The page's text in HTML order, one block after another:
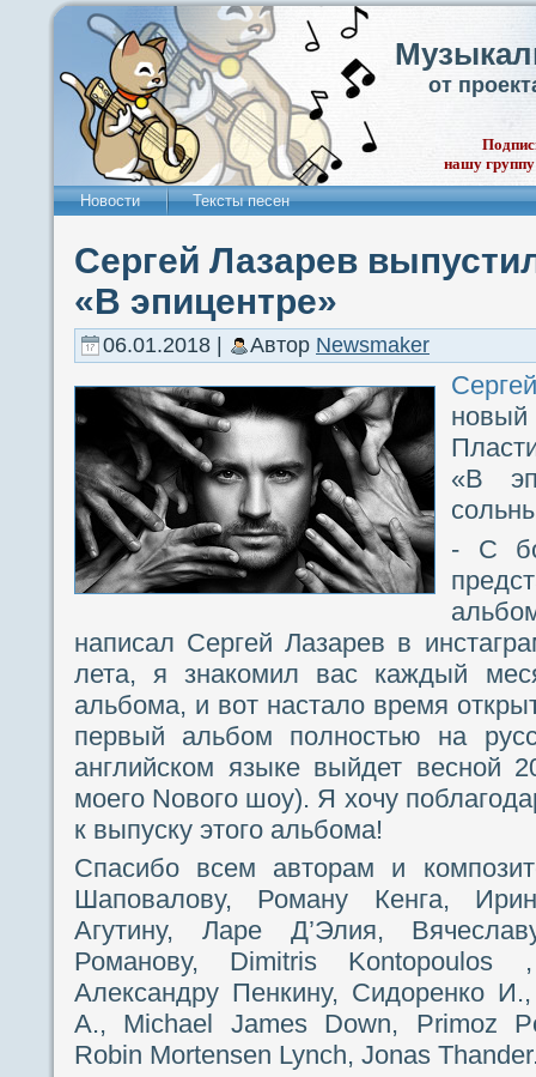
от
нашу
Новости Тексты песен
Сергей Лазарев
«В эпицентре»
06.01.2018 | Автор Newsmaker
«В
- С
написал Сергей Лазарев в
лета, я знакомил вас каждый
альбома, и вот настало время
первый альбом полностью на
английском языке выйдет весной
моего Nового шоу). Я хочу
к выпуску этого альбома!
Спасибо всем авторам и
Шаповалову, Роману Кенга,
Агутину, Ларе Д’Элия,
Романову, Dimitris Kontopoulos
Александру Пенкину, Сидоренко
А., Michael James Down, Primoz
Robin Mortensen Lynch, Jonas